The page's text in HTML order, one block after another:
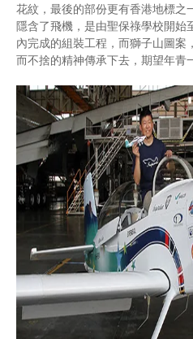
花紋，最後的部份更有香港地標之
隱含了飛機，是由聖保祿學校開始
內完成的組裝工程，而獅子山圖案
而不捨的精神傳承下去，期望年青